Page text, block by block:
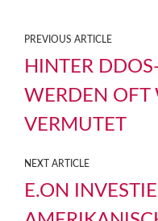
PREVIOUS ARTICLE
HINTER
WERDEN OFT
VERMUTET
NEXT ARTICLE
E.ON